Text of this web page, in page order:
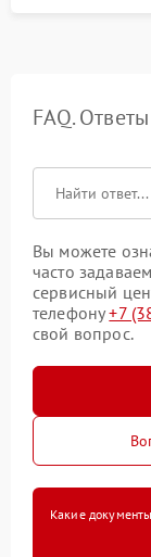
FAQ.
Вы можете
часто
сервисный
телефону+7
свой вопрос.
Какие